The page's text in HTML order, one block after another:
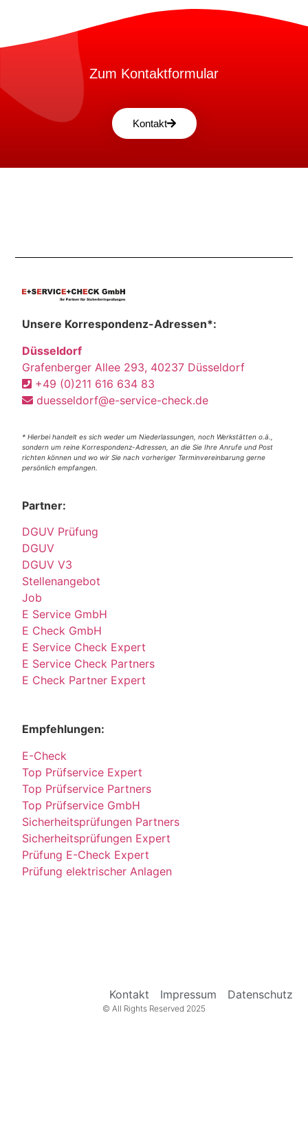
Zum Kontaktformular
Kontakt
Unsere Korrespondenz-Adressen*:
Düsseldorf
Grafenberger Allee 293, 40237 Düsseldorf
+49 (0)211 616 634 83
duesseldorf@e-service-check.de
* Hierbei handelt es sich weder um Niederlassungen, noch Werkstätten o.ä.,
sondern um reine Korrespondenz-Adressen, an die Sie Ihre Anrufe und Post
richten können und wo wir Sie nach vorheriger Terminvereinbarung gerne
persönlich empfangen.
Partner:
DGUV Prüfung
DGUV
DGUV V3
Stellenangebot
Job
E Service GmbH
E Check GmbH
E Service Check Expert
E Service Check Partners
E Check Partner Expert
Empfehlungen:
E-Check
Top Prüfservice Expert
Top Prüfservice Partners
Top Prüfservice GmbH
Sicherheitsprüfungen Partners
Sicherheitsprüfungen Expert
Prüfung E-Check Expert
Prüfung elektrischer Anlagen
Kontakt Impressum Datenschutz
© All Rights Reserved 2025